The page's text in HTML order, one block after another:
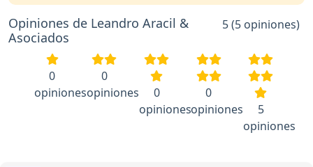
Opiniones de Leandro Aracil &
Asociados
5 (5 opiniones)
0
opiniones
0
opiniones
0
opiniones
0
opiniones
5
opiniones